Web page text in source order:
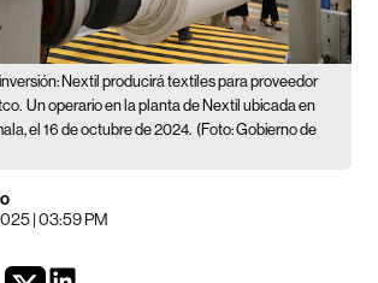
Nextil producirá textiles para proveedor
Un operario en la planta de Nextil ubicada en
el 16 de octubre de 2024. (Foto: Gobierno de
| 03:59 PM